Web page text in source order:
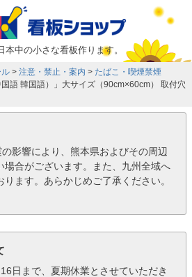
本中の小さな看板作ります。
ル 注意・禁止・案内
たばこ・喫煙禁煙
語 韓国語）」大サイズ（90cm×60cm） 取付穴
影響により、熊本県およびその周辺
場合がございます。また、九州全域へ
ます。あらかじめご了承ください。
日まで、夏期休業とさせていただき